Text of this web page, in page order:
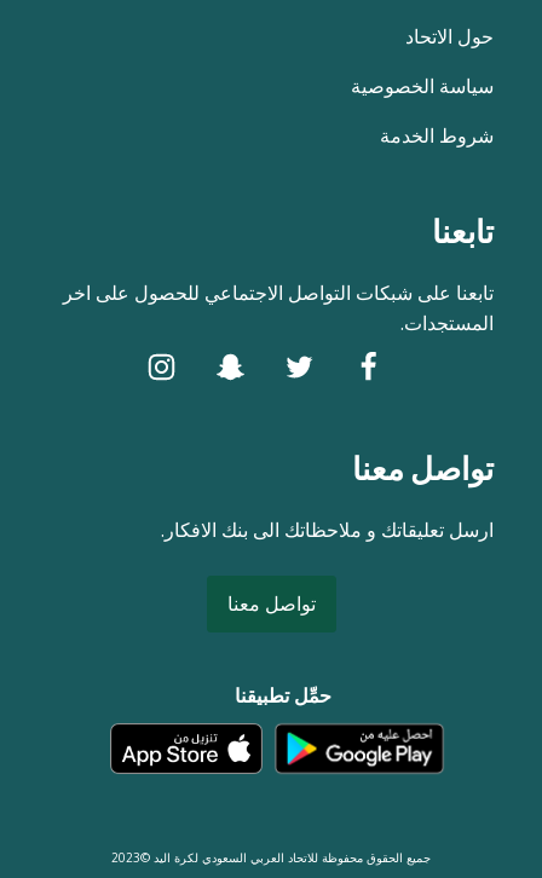
حول الاتحاد
سياسة الخصوصية
شروط الخدمة
تابعنا
تابعنا على شبكات التواصل الاجتماعي للحصول على اخر
المستجدات.
تواصل معنا
ارسل تعليقاتك و ملاحظاتك الى بنك الافكار.
تواصل معنا
حمِّل تطبيقنا
جميع الحقوق محفوظة للاتحاد العربي السعودي لكرة اليد ©2023